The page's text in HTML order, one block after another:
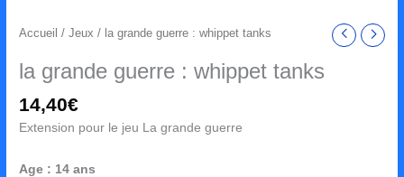
Accueil /Jeux / la grande guerre : whippet tanks
la grande guerre : whippet tanks
14,40€
Extension pour le jeu La grande guerre
Age : 14 ans